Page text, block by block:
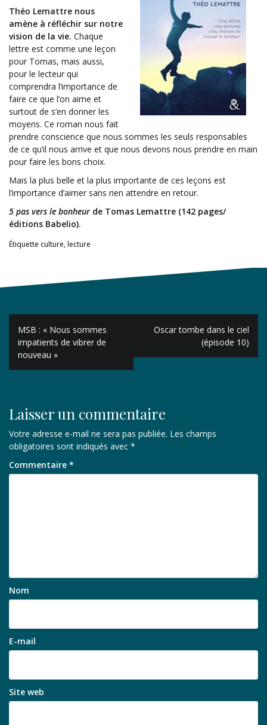
Théo Lemattre nous
amène à réfléchir sur notre
vision de la vie. Chaque
lettre est comme une leçon
pour Tomas, mais aussi,
pour le lecteur qui
comprendra l’importance de
faire ce que l’on aime et
surtout de s’en donner les
moyens. Ce roman nous fait
prendre conscience que nous sommes les seuls responsables
de ce qu’il nous arrive et que nous devons nous prendre en main
pour faire les bons choix.
Mais la plus belle et la plus importante de ces leçons est
l’importance d’aimer sans rien attendre en retour.
5 pas vers le bonheur de Tomas Lemattre (142 pages/
éditions Babelio).
Étiquette culture,lecture
Navigation
de
l’article
MSB : « Nous sommes
impatients de vibrer de
nouveau »
Oscar tombe dans le ciel
(épisode 10)
Laisser un commentaire
Votre adresse e-mail ne sera pas publiée. Les champs
obligatoires sont indiqués avec *
Commentaire *
Nom
E-mail
Site web